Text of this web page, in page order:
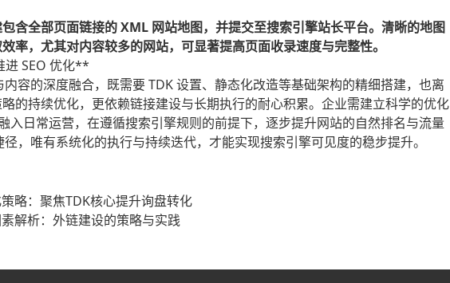
含全部页面链接的 XML 网站地图，并提交至搜索引擎站长平台。清晰的地图
率，尤其对内容较多的网站，可显著提高页面收录速度与完整性。
进 SEO 优化**
容的深度融合，既需要 TDK 设置、静态化改造等基础架构的精细搭建，也离
的持续优化，更依赖链接建设与长期执行的耐心积累。企业需建立科学的优化
入日常运营，在遵循搜索引擎规则的前提下，逐步提升网站的自然排名与流量
，唯有系统化的执行与持续迭代，才能实现搜索引擎可见度的稳步提升。
略：聚焦TDK核心提升询盘转化
解析：外链建设的策略与实践